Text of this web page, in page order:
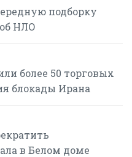
подборку
НЛО
более 50 торговых
блокады Ирана
в Белом доме